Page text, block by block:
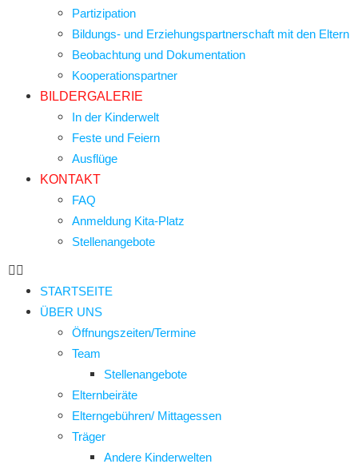
Partizipation
Bildungs- und Erziehungspartnerschaft mit den Eltern
Beobachtung und Dokumentation
Kooperationspartner
BILDERGALERIE
In der Kinderwelt
Feste und Feiern
Ausflüge
KONTAKT
FAQ
Anmeldung Kita-Platz
Stellenangebote
STARTSEITE
ÜBER UNS
Öffnungszeiten/Termine
Team
Stellenangebote
Elternbeiräte
Elterngebühren/ Mittagessen
Träger
Andere Kinderwelten